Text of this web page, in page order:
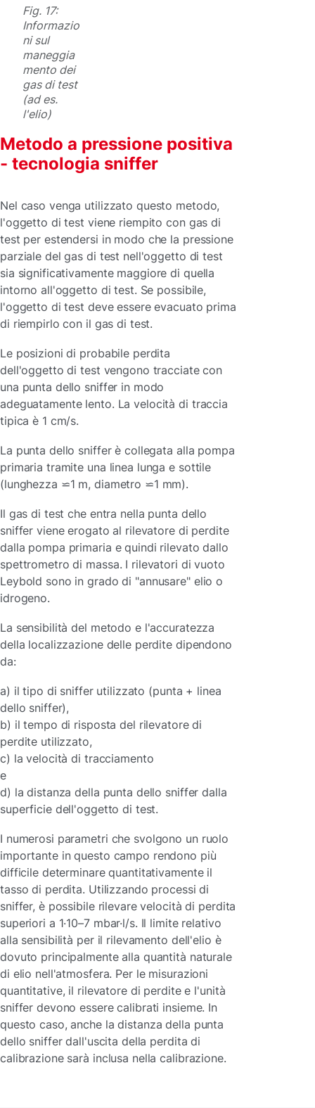
Fig. 17:
Informazio
ni sul
maneggia
mento dei
gas di test
(ad es.
l'elio)
Metodo a pressione positiva
- tecnologia sniffer
Nel caso venga utilizzato questo metodo,
l'oggetto di test viene riempito con gas di
test per estendersi in modo che la pressione
parziale del gas di test nell'oggetto di test
sia significativamente maggiore di quella
intorno all'oggetto di test. Se possibile,
l'oggetto di test deve essere evacuato prima
di riempirlo con il gas di test.
Le posizioni di probabile perdita
dell'oggetto di test vengono tracciate con
una punta dello sniffer in modo
adeguatamente lento. La velocità di traccia
tipica è 1 cm/s.
La punta dello sniffer è collegata alla pompa
primaria tramite una linea lunga e sottile
(lunghezza ⋍1 m, diametro ⋍1 mm).
Il gas di test che entra nella punta dello
sniffer viene erogato al rilevatore di perdite
dalla pompa primaria e quindi rilevato dallo
spettrometro di massa. I rilevatori di vuoto
Leybold sono in grado di "annusare" elio o
idrogeno.
La sensibilità del metodo e l'accuratezza
della localizzazione delle perdite dipendono
da:
a) il tipo di sniffer utilizzato (punta + linea
dello sniffer),
b) il tempo di risposta del rilevatore di
perdite utilizzato,
c) la velocità di tracciamento
e
d) la distanza della punta dello sniffer dalla
superficie dell'oggetto di test.
I numerosi parametri che svolgono un ruolo
importante in questo campo rendono più
difficile determinare quantitativamente il
tasso di perdita. Utilizzando processi di
sniffer, è possibile rilevare velocità di perdita
superiori a 1·10–7 mbar·l/s. Il limite relativo
alla sensibilità per il rilevamento dell'elio è
dovuto principalmente alla quantità naturale
di elio nell'atmosfera. Per le misurazioni
quantitative, il rilevatore di perdite e l'unità
sniffer devono essere calibrati insieme. In
questo caso, anche la distanza della punta
dello sniffer dall'uscita della perdita di
calibrazione sarà inclusa nella calibrazione.